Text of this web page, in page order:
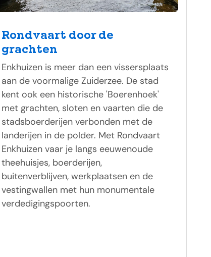
Rondvaart door de
grachten
Enkhuizen is meer dan een vissersplaats
aan de voormalige Zuiderzee. De stad
kent ook een historische 'Boerenhoek'
met grachten, sloten en vaarten die de
stadsboerderijen verbonden met de
landerijen in de polder. Met Rondvaart
Enkhuizen vaar je langs eeuwenoude
theehuisjes, boerderijen,
buitenverblijven, werkplaatsen en de
vestingwallen met hun monumentale
verdedigingspoorten.